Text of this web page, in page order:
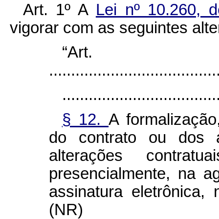
Art. 1ºA Lei nº 10.260,
vigorar com as seguintes
§ 12.A
do contrato ou dos
alterações
presencialmente, na
assinatura eletrônica,
(NR)